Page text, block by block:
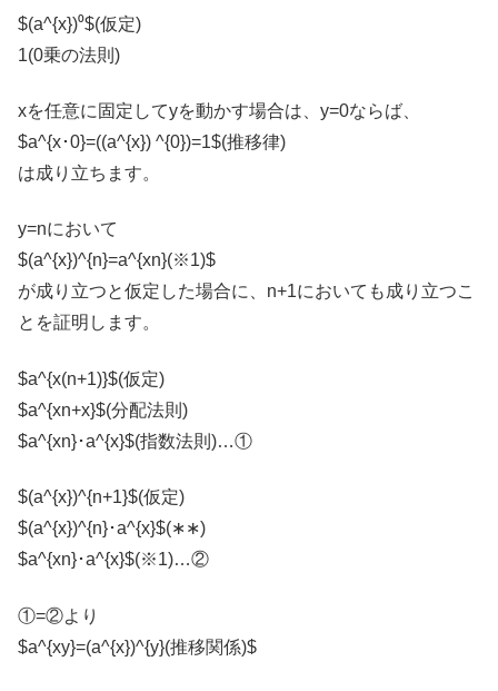
$(a^{x})⁰$(仮定)
1(0乗の法則)
xを任意に固定してyを動かす場合は、y=0ならば、
$a^{x･0}=((a^{x}) ^{0})=1$(推移律)
は成り立ちます。
y=nにおいて
$(a^{x})^{n}=a^{xn}(※1)$
が成り立つと仮定した場合に、n+1においても成り立つこ
とを証明します。
$a^{x(n+1)}$(仮定)
$a^{xn+x}$(分配法則)
$a^{xn}･a^{x}$(指数法則)…①
$(a^{x})^{n+1}$(仮定)
$(a^{x})^{n}･a^{x}$(∗∗)
$a^{xn}･a^{x}$(※1)…②
①=②より
$a^{xy}=(a^{x})^{y}(推移関係)$